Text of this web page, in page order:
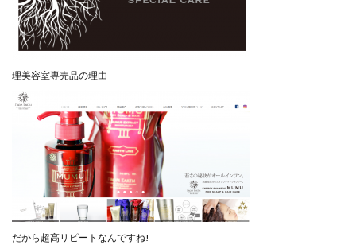
理美容室専売品の理由
だから超高リピートなんですね!